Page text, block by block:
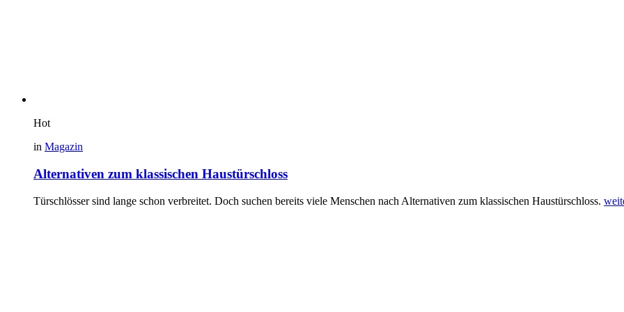
Hot
in Magazin
Alternativen zum klassischen Haustürschloss
Türschlösser sind lange schon verbreitet. Doch suchen bereits viele Menschen nach Alternativen zum klassischen Haustürschloss.